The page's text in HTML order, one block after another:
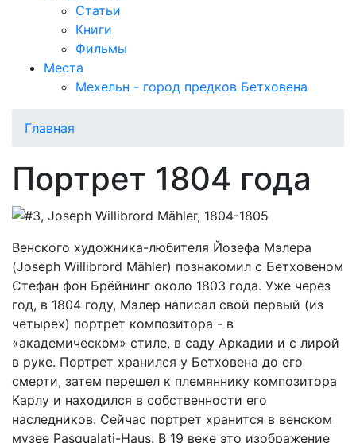
Статьи
Книги
Фильмы
Места
Мехельн - город предков Бетховена
Главная
Портрет 1804 года
Венского художника-любителя Йозефа Мэлера
(Joseph Willibrord Mähler) познакомил с Бетховеном
Стефан фон Брёйнинг около 1803 года. Уже через
год, в 1804 году, Мэлер написал свой первый (из
четырех) портрет композитора - в
«академическом» стиле, в саду Аркадии и с лирой
в руке. Портрет хранился у Бетховена до его
смерти, затем перешел к племяннику композитора
Карлу и находился в собственности его
наследников. Сейчас портрет хранится в венском
музее Pasqualati-Haus. В 19 веке это изображение